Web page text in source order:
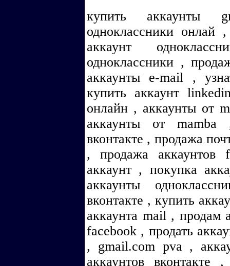
купить аккаунты
одноклассники онлай
аккаунт
одноклассники ,
аккаунты e-mail ,
купить аккаунт
онлайн , аккаунты от
аккаунты от mamba
вконтакте , продажа
, продажа
аккаунт , покупка
аккаунты
вконтакте , купить
аккаунта mail , продам
facebook , продать
, gmail.com pva ,
аккаунтов вконтакте